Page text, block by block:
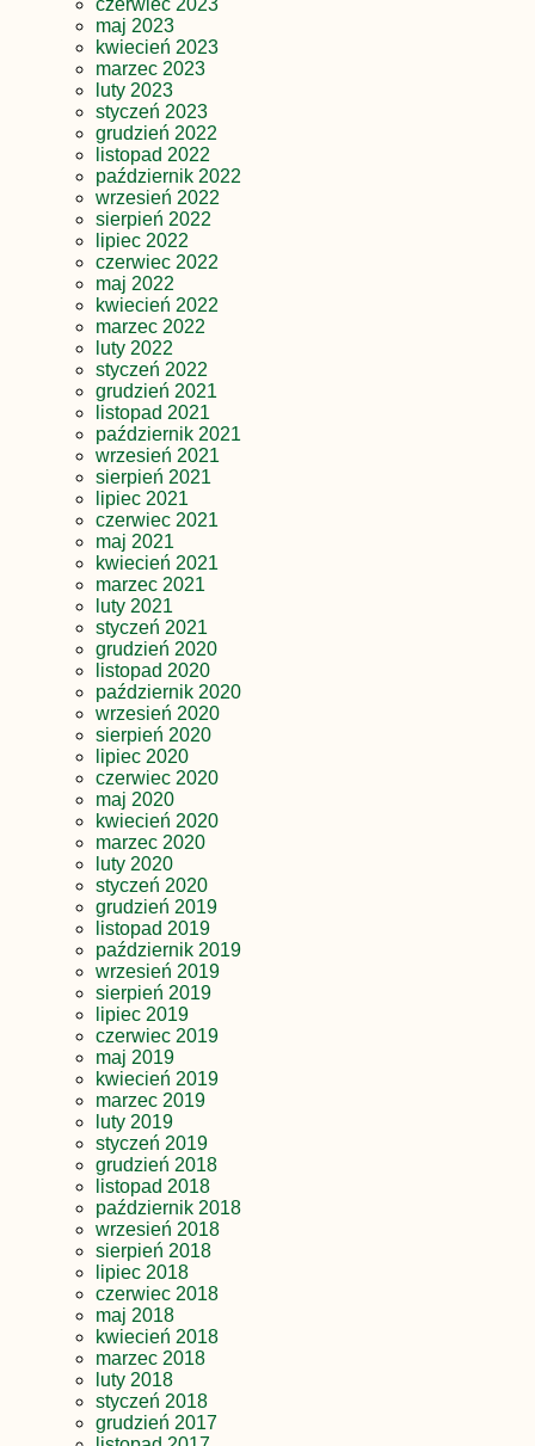
czerwiec 2023
maj 2023
kwiecień 2023
marzec 2023
luty 2023
styczeń 2023
grudzień 2022
listopad 2022
październik 2022
wrzesień 2022
sierpień 2022
lipiec 2022
czerwiec 2022
maj 2022
kwiecień 2022
marzec 2022
luty 2022
styczeń 2022
grudzień 2021
listopad 2021
październik 2021
wrzesień 2021
sierpień 2021
lipiec 2021
czerwiec 2021
maj 2021
kwiecień 2021
marzec 2021
luty 2021
styczeń 2021
grudzień 2020
listopad 2020
październik 2020
wrzesień 2020
sierpień 2020
lipiec 2020
czerwiec 2020
maj 2020
kwiecień 2020
marzec 2020
luty 2020
styczeń 2020
grudzień 2019
listopad 2019
październik 2019
wrzesień 2019
sierpień 2019
lipiec 2019
czerwiec 2019
maj 2019
kwiecień 2019
marzec 2019
luty 2019
styczeń 2019
grudzień 2018
listopad 2018
październik 2018
wrzesień 2018
sierpień 2018
lipiec 2018
czerwiec 2018
maj 2018
kwiecień 2018
marzec 2018
luty 2018
styczeń 2018
grudzień 2017